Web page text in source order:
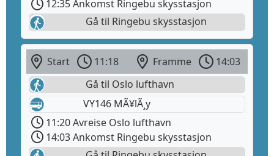
12:35 Ankomst Ringebu skysstasjon
Gå til Ringebu skysstasjon
Start 11:18 Framme
14:03
Gå til Oslo lufthavn
VY146 MÃ¥lÃ¸y
11:20 Avreise Oslo lufthavn
14:03 Ankomst Ringebu skysstasjon